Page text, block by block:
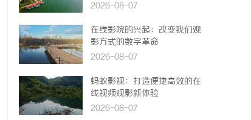
2026-08-07
在线影院的兴起：改变我们观
影方式的数字革命
2026-08-07
蚂蚁影视：打造便捷高效的在
线视频观影新体验
2026-08-07